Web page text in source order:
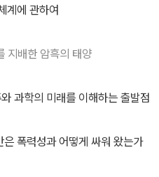
계에 관하여
지배한 암흑의 태양
과학의 미래를 이해하는 출발점
폭력성과 어떻게 싸워 왔는가